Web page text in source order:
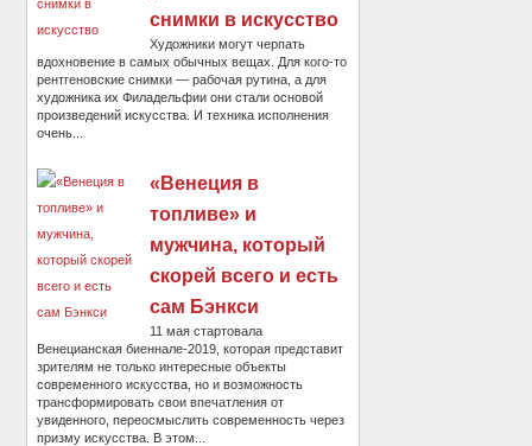
снимки в искусство
Художники могут черпать
вдохновение в самых обычных вещах. Для кого-то
рентгеновские снимки — рабочая рутина, а для
художника их Филадельфии они стали основой
произведений искусства. И техника исполнения
очень...
«Венеция в
топливе» и
мужчина, который
скорей всего и есть
сам Бэнкси
11 мая стартовала
Венецианская биеннале-2019, которая представит
зрителям не только интересные объекты
современного искусства, но и возможность
трансформировать свои впечатления от
увиденного, переосмыслить современность через
призму искусства. В этом...